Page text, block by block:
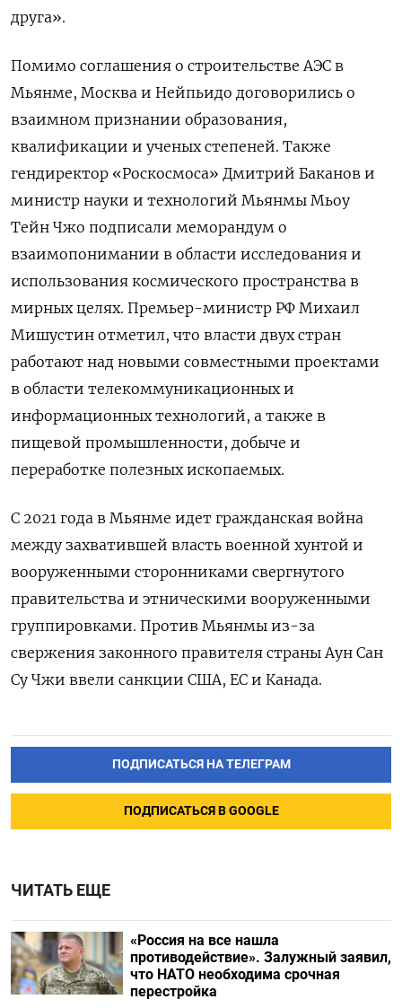
друга».
Помимо соглашения о строительстве АЭС в
Мьянме, Москва и Нейпьидо договорились о
взаимном признании образования,
квалификации и ученых степеней. Также
гендиректор «Роскосмоса» Дмитрий Баканов и
министр науки и технологий Мьянмы Мьоу
Тейн Чжо подписали меморандум о
взаимопонимании в области исследования и
использования космического пространства в
мирных целях. Премьер-министр РФ Михаил
Мишустин отметил, что власти двух стран
работают над новыми совместными проектами
в области телекоммуникационных и
информационных технологий, а также в
пищевой промышленности, добыче и
переработке полезных ископаемых.
С 2021 года в Мьянме идет гражданская война
между захватившей власть военной хунтой и
вооруженными сторонниками свергнутого
правительства и этническими вооруженными
группировками. Против Мьянмы из-за
свержения законного правителя страны Аун Сан
Су Чжи ввели санкции США, ЕС и Канада.
ПОДПИСАТЬСЯ НА ТЕЛЕГРАМ
ПОДПИСАТЬСЯ В GOOGLE
ЧИТАТЬ ЕЩЕ
«Россия на все нашла
противодействие». Залужный заявил,
что НАТО необходима срочная
перестройка